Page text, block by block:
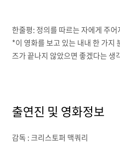
한줄평: 정의를 따르는 자에게 주어
*이 영화를 보고 있는 내내 한 가지
즈가 끝나지 않았으면 좋겠다는 생
출연진 및 영화정보
감독 : 크리스토퍼 맥쿼리